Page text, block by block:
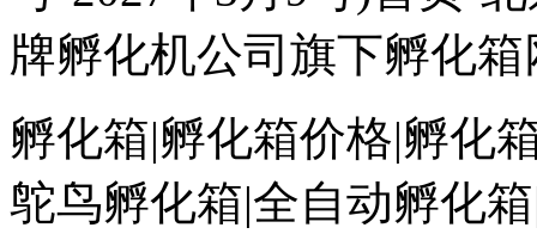
牌孵化机公司旗下孵化箱
孵化箱|孵化箱价格|孵化
鸵鸟孵化箱|全自动孵化